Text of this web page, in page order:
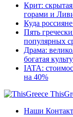
Крит:
горами и
Куда
Пять
популярных
Драма:
богатая
IATA:
на 40%
Наши